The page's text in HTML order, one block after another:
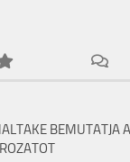
BEMUTATJA